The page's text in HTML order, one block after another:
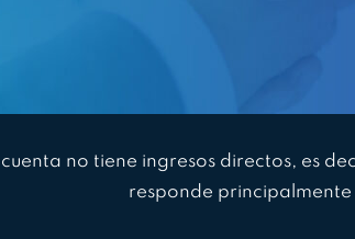
no tiene ingresos directos, es
responde